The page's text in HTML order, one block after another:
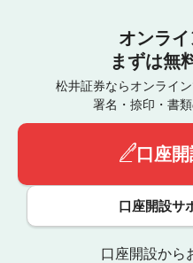
オンライ
まずは無
松井証券ならオンライ
署名・捺印・書
口座開
口座開設サ
口座開設から